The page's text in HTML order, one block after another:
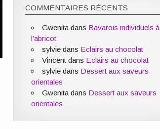
COMMENTAIRES RÉCENTS
Gwenitadans Bavarois individuels à
l’abricot
sylviedans Eclairs au chocolat
Vincentdans Eclairs au chocolat
sylviedans Dessert aux saveurs
orientales
Gwenitadans Dessert aux saveurs
orientales